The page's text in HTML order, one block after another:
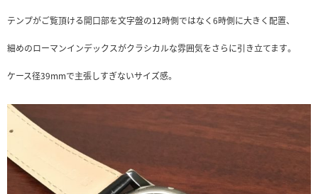
テンプがご覧頂ける開口部を文字盤の12時側ではなく6時側に大きく配置、
細めのローマンインデックスがクラシカルな雰囲気をさらに引き立てます。
ケース径39mmで主張しすぎないサイズ感。